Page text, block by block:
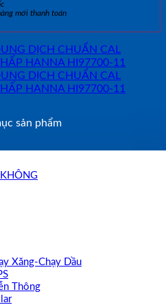
mới thanh toán
sản phẩm
Xăng-Chạy Dầu
Thông